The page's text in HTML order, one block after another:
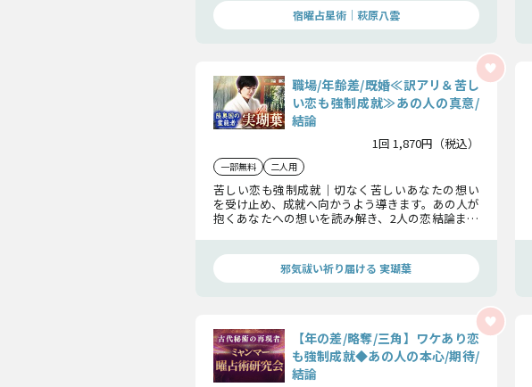
宿曜占星術│萩原八雲
職場/年齢差/既婚≪訳アリ＆苦し
い恋も強制成就≫あの人の真意/
結論
1回 1,870円（税込）
一部無料 二人用
苦しい恋も強制成就｜切なく苦しいあなたの想い
を受け止め、成就へ向かうよう導きます。あの人が
抱くあなたへの想いを読み解き、2人の恋結論まで
邪気祓い祈り届ける 実瑚葉
【年の差/略奪/三角】ワケあり恋
も強制成就◆あの人の本心/期待/
結論